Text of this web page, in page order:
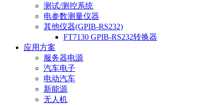
测试/测控系统
电参数测量仪器
其他仪器(GPIB-RS232)
FT7130 GPIB-RS232转换器
应用方案
服务器电源
汽车电子
电动汽车
新能源
无人机